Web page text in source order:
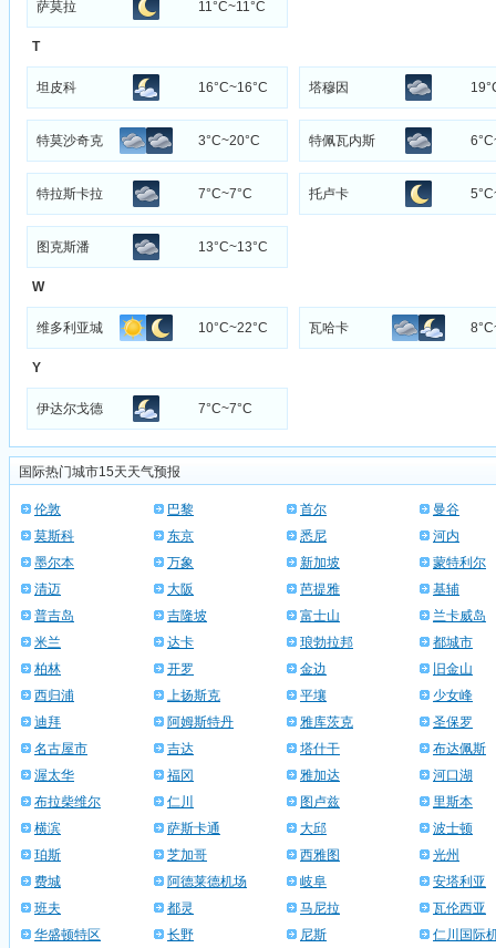
萨莫拉 11°C~11°C
T
坦皮科 16°C~16°C 塔穆因
特莫沙奇克 3°C~20°C 特佩瓦内斯
特拉斯卡拉 7°C~7°C 托卢卡
图克斯潘 13°C~13°C
W
维多利亚城 10°C~22°C 瓦哈卡
Y
伊达尔戈德 7°C~7°C
国际热门城市15天天气预报
伦敦 巴黎 首尔
曼谷
莫斯科
东京 悉尼
河内
墨尔本
万象 新加坡
蒙特利尔
清迈
大阪 芭提雅
基辅
普吉岛
吉隆坡 富士山
兰卡威岛
米兰
达卡 琅勃拉邦
都城市
柏林
开罗 金边
旧金山
西归浦
上扬斯克 平壤
少女峰
迪拜
阿姆斯特丹 雅库茨克
圣保罗
名古屋市
吉达 塔什干
布达佩斯
渥太华
福冈 雅加达
河口湖
布拉柴维尔
仁川 图卢兹
里斯本
横滨
萨斯卡通 大邱
波士顿
珀斯
芝加哥 西雅图
光州
费城
阿德莱德机场 岐阜
安塔利亚
班夫
都灵 马尼拉
瓦伦西亚
华盛顿特区
长野 尼斯 仁川国际